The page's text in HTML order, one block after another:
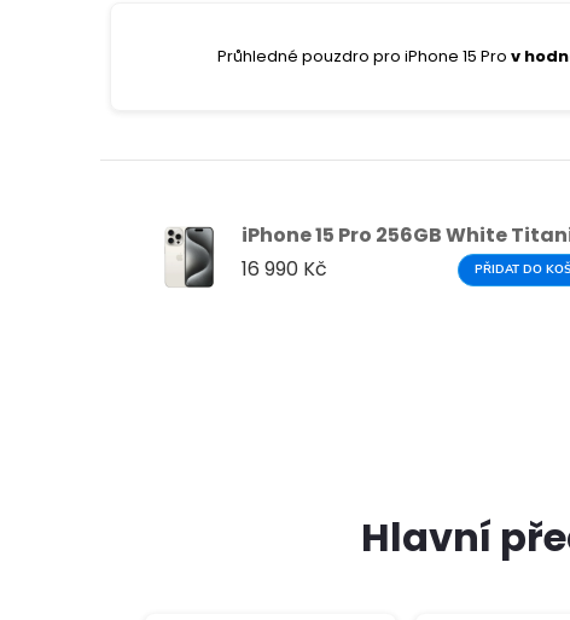
Průhledné pouzdro pro iPhone 15 Pro v
iPhone 15 Pro 256GB White
16 990 Kč
PŘIDAT DO
Hlavní